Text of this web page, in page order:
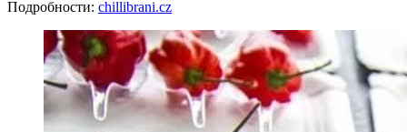
Подробности: chillibrani.cz